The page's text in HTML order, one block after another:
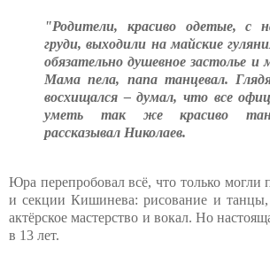
"Родители, красиво одетые, с
груди, выходили на майские
обязательно душевное застолье и
Мама пела, папа танцевал.
восхищался – думал, что все
уметь так же красиво
рассказывал Николаев.
Юра перепробовал всё, что только могли
и секции Кишинева: рисование и танцы,
актёрское мастерство и вокал. Но
в 13 лет.